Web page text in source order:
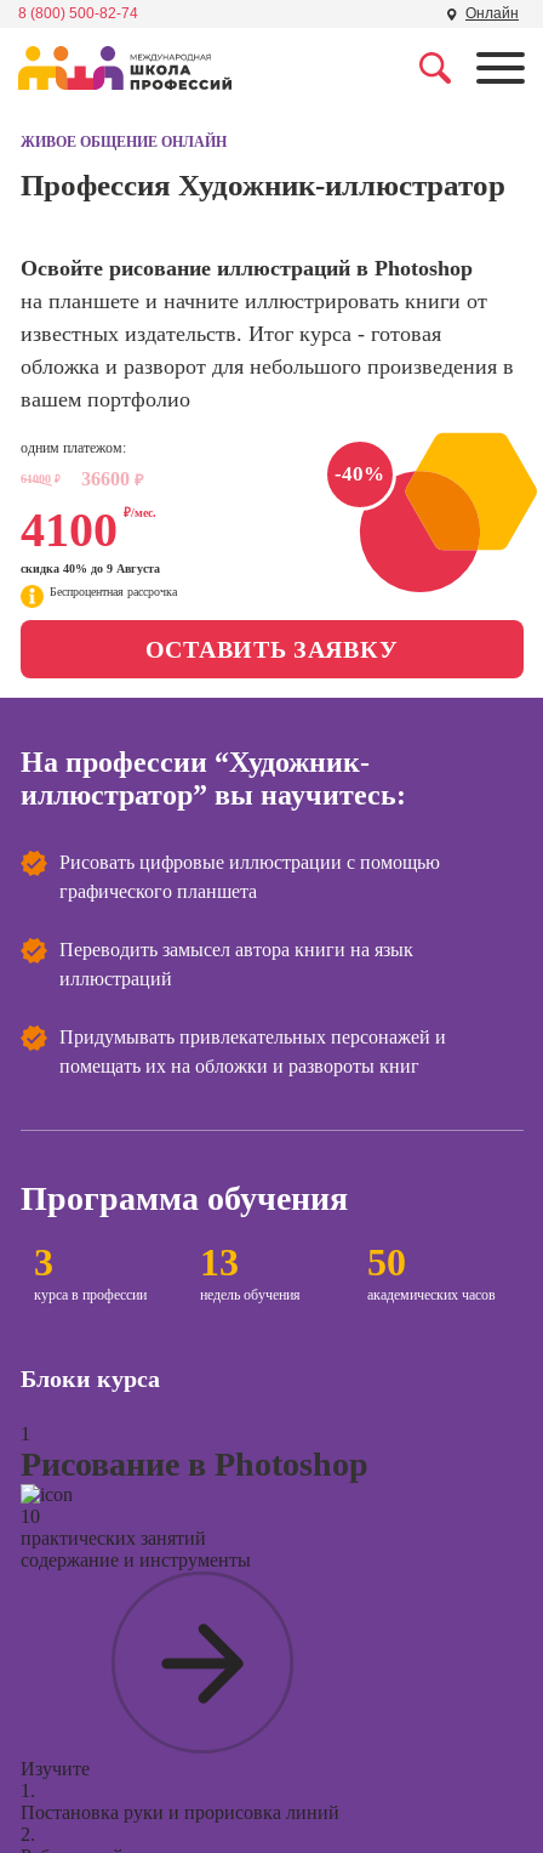
8 (800) 500-82-74 Онлайн
Школа дизайна
программирования
Школа психологии
Школа актерского
Школа бизнеса и
управления
Фотошкола
поисковой
продвижение
сайтов)
Профессия
Интернет-
Профессия
Менеджер по
маркетингу в
социальных
сетях (SMM-
менеджер)
старт
Профессия
Специалист по
Скоро
старт
Курсы
копирайтинга
контента
Онлайн-курсы
продвижения
продвижения в
ЖИВОЕ ОБЩЕНИЕ ОНЛАЙН
Профессия Художник-иллюстратор
Освойте рисование иллюстраций в Photoshop
на планшете и начните иллюстрировать книги от
известных издательств. Итог курса - готовая
обложка и разворот для небольшого произведения в
вашем портфолио
-40%
одним платежом:
61000 ₽ 36600 ₽
4100 ₽/мес.
скидка 40% до 9 Августа
Беспроцентная рассрочка
ОСТАВИТЬ ЗАЯВКУ
На профессии “Художник-
иллюстратор” вы научитесь:
Рисовать цифровые иллюстрации с помощью
графического планшета
Переводить замысел автора книги на язык
иллюстраций
Придумывать привлекательных персонажей и
помещать их на обложки и развороты книг
3
курса в профессии
13
недель обучения
50
академических часов
Программа обучения
Блоки курса
1
Рисование в Photoshop
10
практических занятий
содержание и инструменты
Изучите
1.
Постановка руки и прорисовка линий
2.